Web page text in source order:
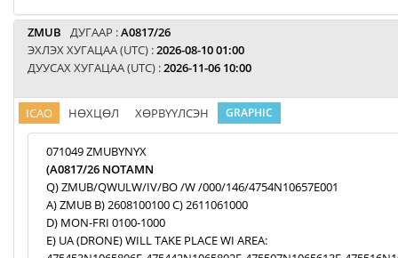
ZMUB ДУГААР :A0817/26
ЭХЛЭХ ХУГАЦАА (UTC) :2026-08-10 01:00
ДУУСАХ ХУГАЦАА (UTC) :2026-11-06 10:00
ICAO НӨХЦӨЛ ХӨРВҮҮЛСЭН GRAPHIC
071049 ZMUBYNYX
(A0817/26 NOTAMN
Q) ZMUB/QWULW/IV/BO /W /000/146/4754N10657E001
A) ZMUB B) 2608100100 C) 2611061000
D) MON-FRI 0100-1000
E) UA (DRONE) WILL TAKE PLACE WI AREA: